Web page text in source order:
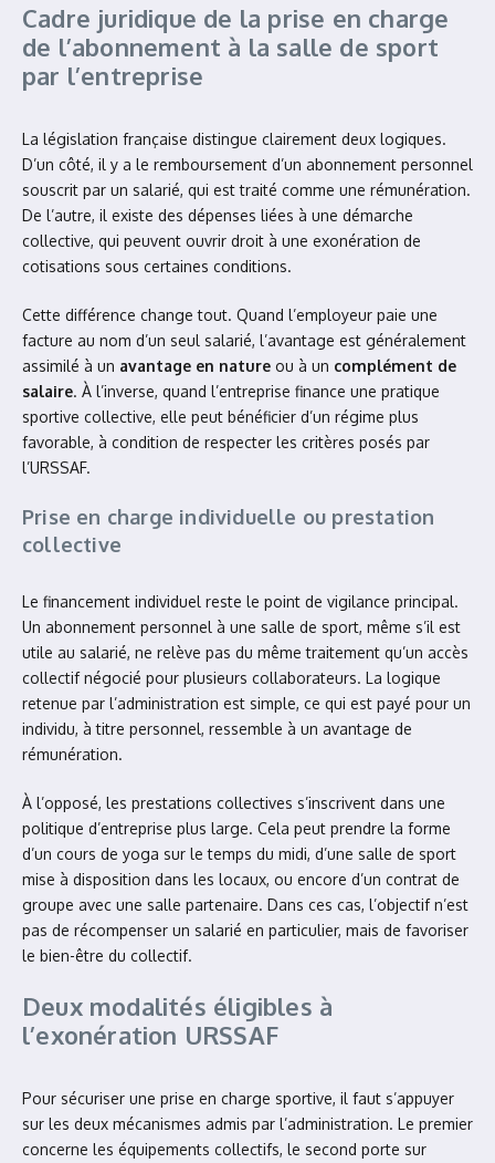
Cadre juridique de la prise en charge
de l’abonnement à la salle de sport
par l’entreprise
La législation française distingue clairement deux logiques.
D’un côté, il y a le remboursement d’un abonnement personnel
souscrit par un salarié, qui est traité comme une rémunération.
De l’autre, il existe des dépenses liées à une démarche
collective, qui peuvent ouvrir droit à une exonération de
cotisations sous certaines conditions.
Cette différence change tout. Quand l’employeur paie une
facture au nom d’un seul salarié, l’avantage est généralement
assimilé à un avantage en nature ou à un complément de
salaire. À l’inverse, quand l’entreprise finance une pratique
sportive collective, elle peut bénéficier d’un régime plus
favorable, à condition de respecter les critères posés par
l’URSSAF.
Prise en charge individuelle ou prestation
collective
Le financement individuel reste le point de vigilance principal.
Un abonnement personnel à une salle de sport, même s’il est
utile au salarié, ne relève pas du même traitement qu’un accès
collectif négocié pour plusieurs collaborateurs. La logique
retenue par l’administration est simple, ce qui est payé pour un
individu, à titre personnel, ressemble à un avantage de
rémunération.
À l’opposé, les prestations collectives s’inscrivent dans une
politique d’entreprise plus large. Cela peut prendre la forme
d’un cours de yoga sur le temps du midi, d’une salle de sport
mise à disposition dans les locaux, ou encore d’un contrat de
groupe avec une salle partenaire. Dans ces cas, l’objectif n’est
pas de récompenser un salarié en particulier, mais de favoriser
le bien-être du collectif.
Deux modalités éligibles à
l’exonération URSSAF
Pour sécuriser une prise en charge sportive, il faut s’appuyer
sur les deux mécanismes admis par l’administration. Le premier
concerne les équipements collectifs, le second porte sur